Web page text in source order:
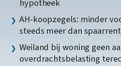
hypotheek
AH-koopzegels: minder
steeds meer dan
Weiland bij woning geen
overdrachtsbelasting